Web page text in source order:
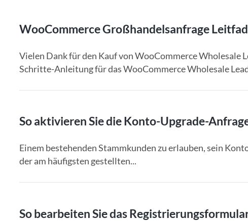
WooCommerce Großhandelsanfrage
Vielen Dank für den Kauf von WooCommerce Wholesale
Schritte-Anleitung für das WooCommerce Wholesale
So aktivieren Sie die Konto-Upgrade-
Einem bestehenden Stammkunden zu erlauben, sein
der am häufigsten gestellten...
So bearbeiten Sie das